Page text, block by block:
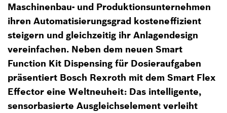
Maschinenbau- und Produktionsunternehmen
ihren Automatisierungsgrad kosteneffizient
steigern und gleichzeitig ihr Anlagendesign
vereinfachen. Neben dem neuen Smart
Function Kit Dispensing für Dosieraufgaben
präsentiert Bosch Rexroth mit dem Smart Flex
Effector eine Weltneuheit: Das intelligente,
sensorbasierte Ausgleichselement verleiht